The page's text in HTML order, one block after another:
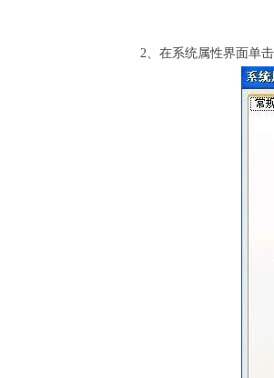
2、在系统属性界面单击